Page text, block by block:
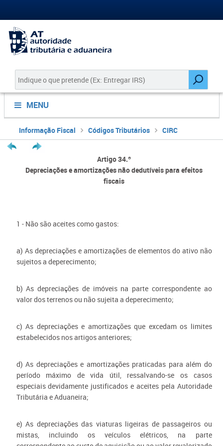
MENU
Informação Fiscal Códigos Tributários CIRC
Artigo 34.º
Depreciações e amortizações não dedutíveis para efeitos
fiscais
1 - Não são aceites como gastos:
a) As depreciações e amortizações de elementos do ativo não
sujeitos a deperecimento;
b) As depreciações de imóveis na parte correspondente ao
valor dos terrenos ou não sujeita a deperecimento;
c) As depreciações e amortizações que excedam os limites
estabelecidos nos artigos anteriores;
d) As depreciações e amortizações praticadas para além do
período máximo de vida útil, ressalvando-se os casos
especiais devidamente justificados e aceites pela Autoridade
Tributária e Aduaneira;
e) As depreciações das viaturas ligeiras de passageiros ou
mistas, incluindo os veículos elétricos, na parte